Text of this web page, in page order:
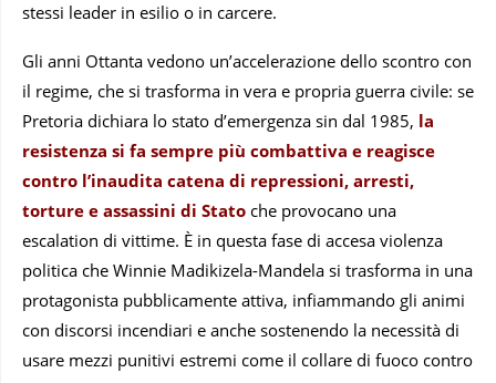
stessi leader in esilio o in carcere.
Gli anni Ottanta vedono un’accelerazione dello scontro con
il regime, che si trasforma in vera e propria guerra civile: se
Pretoria dichiara lo stato d’emergenza sin dal 1985, la
resistenza si fa sempre più combattiva e reagisce
contro l’inaudita catena di repressioni, arresti,
torture e assassini di Stato che provocano una
escalation di vittime. È in questa fase di accesa violenza
politica che Winnie Madikizela-Mandela si trasforma in una
protagonista pubblicamente attiva, infiammando gli animi
con discorsi incendiari e anche sostenendo la necessità di
usare mezzi punitivi estremi come il collare di fuoco contro